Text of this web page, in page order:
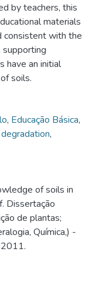
by teachers, this
materials
consistent with the
have an initial
soils.
, Educação Básica,
,
of soils in
Dissertação
de plantas;
Química,) -